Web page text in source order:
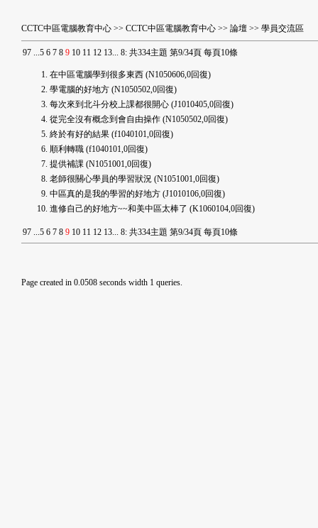
CCTC中區電腦教育中心 >> CCTC中區電腦教育中心 >> 論壇 >> 學員交流區
97 ...5 6 7 8 9 10 11 12 13... 8: 共334主題 第9/34頁 每頁10條
在中區電腦學到很多東西 (N1050606,0回復)
學電腦的好地方 (N1050502,0回復)
每次來到北斗分校上課都很開心 (J1010405,0回復)
從完全沒有概念到會自由操作 (N1050502,0回復)
終於有好的結果 (f1040101,0回復)
順利轉職 (f1040101,0回復)
提供補課 (N1051001,0回復)
老師很關心學員的學習狀況 (N1051001,0回復)
中區真的是我的學習的好地方 (J1010106,0回復)
進修自己的好地方~~和美中區太棒了 (K1060104,0回復)
97 ...5 6 7 8 9 10 11 12 13... 8: 共334主題 第9/34頁 每頁10條
Page created in 0.0508 seconds width 1 queries.